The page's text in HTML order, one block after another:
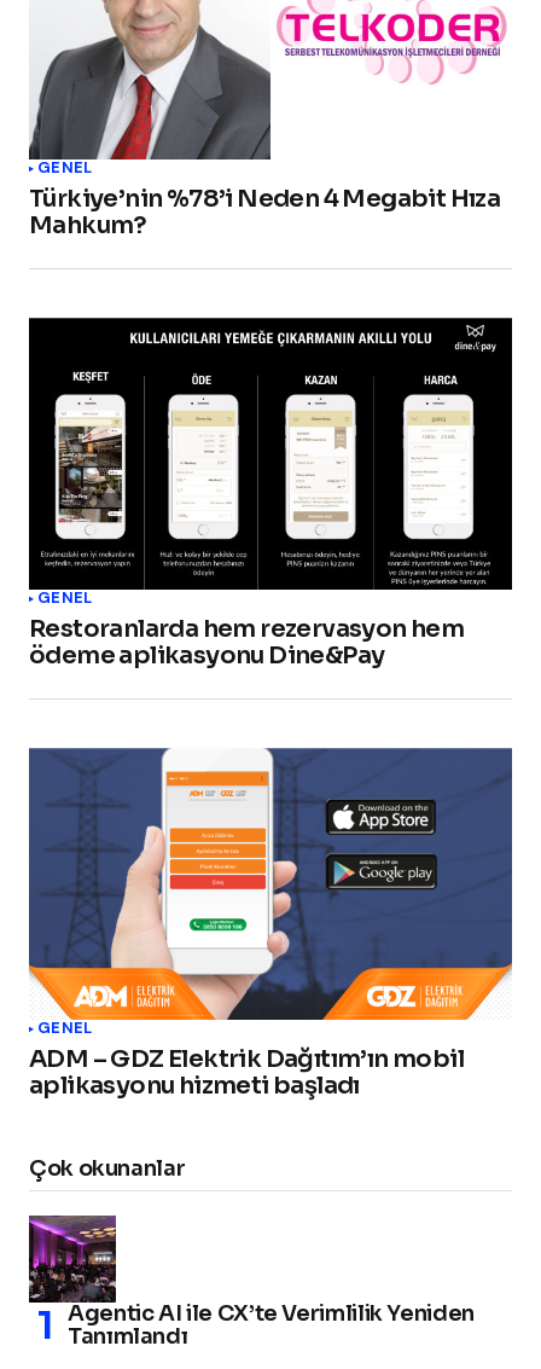
GENEL
Türkiye’nin %78’i Neden 4 Megabit Hıza
Mahkum?
GENEL
Restoranlarda hem rezervasyon hem
ödeme aplikasyonu Dine&Pay
GENEL
ADM – GDZ Elektrik Dağıtım’ın mobil
aplikasyonu hizmeti başladı
Çok okunanlar
Agentic AI ile CX’te Verimlilik Yeniden
Tanımlandı